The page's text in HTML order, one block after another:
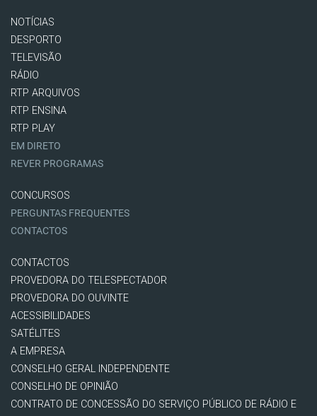
NOTÍCIAS
DESPORTO
TELEVISÃO
RÁDIO
RTP ARQUIVOS
RTP ENSINA
RTP PLAY
EM DIRETO
REVER PROGRAMAS
CONCURSOS
PERGUNTAS FREQUENTES
CONTACTOS
CONTACTOS
PROVEDORA DO TELESPECTADOR
PROVEDORA DO OUVINTE
ACESSIBILIDADES
SATÉLITES
A EMPRESA
CONSELHO GERAL INDEPENDENTE
CONSELHO DE OPINIÃO
CONTRATO DE CONCESSÃO DO SERVIÇO PÚBLICO DE RÁDIO E